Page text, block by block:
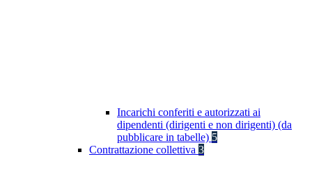
Incarichi conferiti e autorizzati ai
dipendenti (dirigenti e non dirigenti) (da
pubblicare in tabelle) 5
Contrattazione collettiva 3